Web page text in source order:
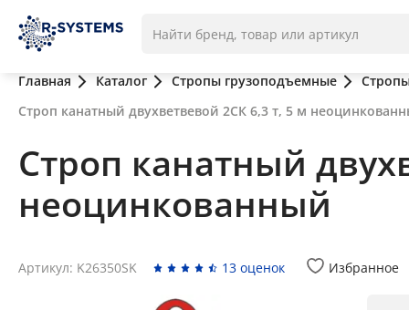
Главная Каталог Стропы грузоподъемные
Строп канатный двухветвевой 2СК 6,3 т, 5 м
Строп канатный
неоцинкованный
Артикул: K26350SK 13 оценок Избранное